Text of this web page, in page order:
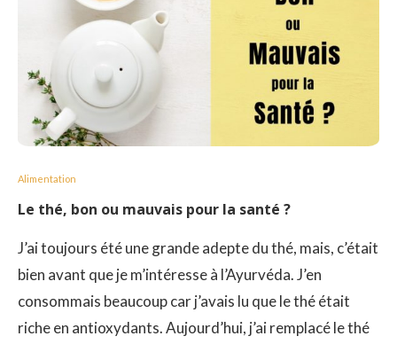
Alimentation
Le thé, bon ou mauvais pour la santé ?
J’ai toujours été une grande adepte du thé, mais, c’était
bien avant que je m’intéresse à l’Ayurvéda. J’en
consommais beaucoup car j’avais lu que le thé était
riche en antioxydants. Aujourd’hui, j’ai remplacé le thé